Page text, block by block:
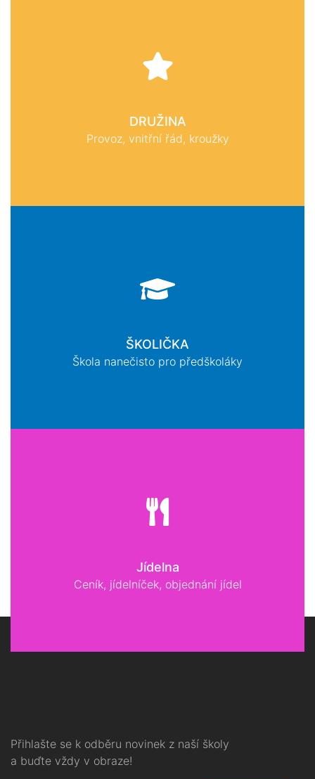
DRUŽINA
Provoz, vnitřní řád, kroužky
ŠKOLIČKA
Škola nanečisto pro předškoláky
Jídelna
Ceník, jídelníček, objednání jídel
Přihlašte se k odběru novinek z naší školy
a buďte vždy v obraze!